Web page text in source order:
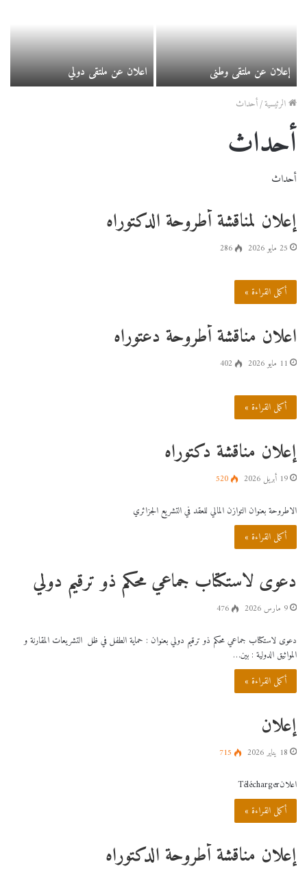
إعلان عن ملتقى وطني اعلان عن ملتقى دولي
الرئيسية/أحداث
أحداث
أحداث
إعلان لمناقشة أطروحة الدكتوراه
25 مايو 2026 286
أكمل القراءة »
اعلان مناقشة أطروحة دعتوراه
11 مايو 2026 402
أكمل القراءة »
إعلان مناقشة دكتوراه
19 أبريل 2026 520
الاطروحة بعنوان التوازن المالي للعقد في التشريع الجزائري
أكمل القراءة »
دعوى لاستكتاب جماعي محكم ذو ترقيم دولي
9 مارس 2026 476
دعوى لاستكتاب جماعي محكم ذو ترقيم دولي بعنوان : حماية الطفل في ظل التشريعات المقارنة و
المواثيق الدولية : بين…
أكمل القراءة »
إعلان
18 يناير 2026 715
اعلانTélécharger
أكمل القراءة »
إعلان مناقشة أطروحة الدكتوراه